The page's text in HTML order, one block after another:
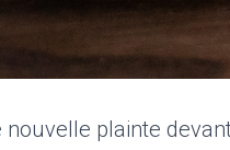
nouvelle plainte